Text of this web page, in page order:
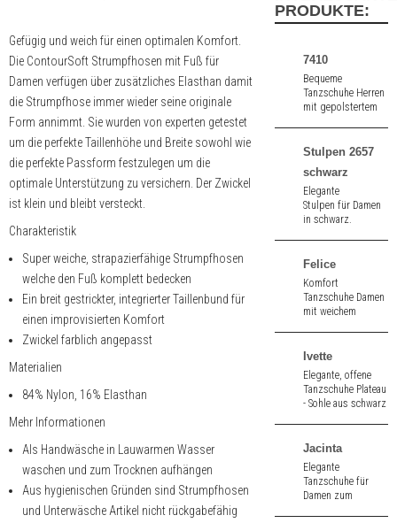
Gefügig und weich für einen optimalen Komfort.
Die ContourSoft Strumpfhosen mit Fuß für
Damen verfügen über zusätzliches Elasthan damit
die Strumpfhose immer wieder seine originale
Form annimmt. Sie wurden von experten getestet
um die perfekte Taillenhöhe und Breite sowohl wie
die perfekte Passform festzulegen um die
optimale Unterstützung zu versichern. Der Zwickel
ist klein und bleibt versteckt.
Charakteristik
Super weiche, strapazierfähige Strumpfhosen
welche den Fuß komplett bedecken
Ein breit gestrickter, integrierter Taillenbund für
einen improvisierten Komfort
Zwickel farblich angepasst
Materialien
84% Nylon, 16% Elasthan
Mehr Informationen
Als Handwäsche in Lauwarmen Wasser
waschen und zum Trocknen aufhängen
Aus hygienischen Gründen sind Strumpfhosen
und Unterwäsche Artikel nicht rückgabefähig
PRODUKTE:
7410
Bequeme
Tanzschuhe Herren
mit gepolstertem
Stulpen 2657
schwarz
Elegante
Stulpen für Damen
in schwarz.
Felice
Komfort
Tanzschuhe Damen
mit weichem
cm hoher Absatz.
Ivette
Elegante, offene
Tanzschuhe Plateau
- Sohle aus schwarz
Jacinta
Elegante
Tanzschuhe für
Damen zum